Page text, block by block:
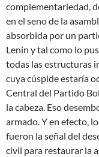
complementariedad,
en el seno de la
absorbida por un
Lenin y tal como lo
todas las estructuras
cuya cúspide estaría
Central del Partido
la cabeza. Eso
armado. Y en efecto,
fueron la señal del
civil para restaurar la